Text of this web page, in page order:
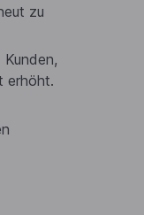
zu
erhöht.